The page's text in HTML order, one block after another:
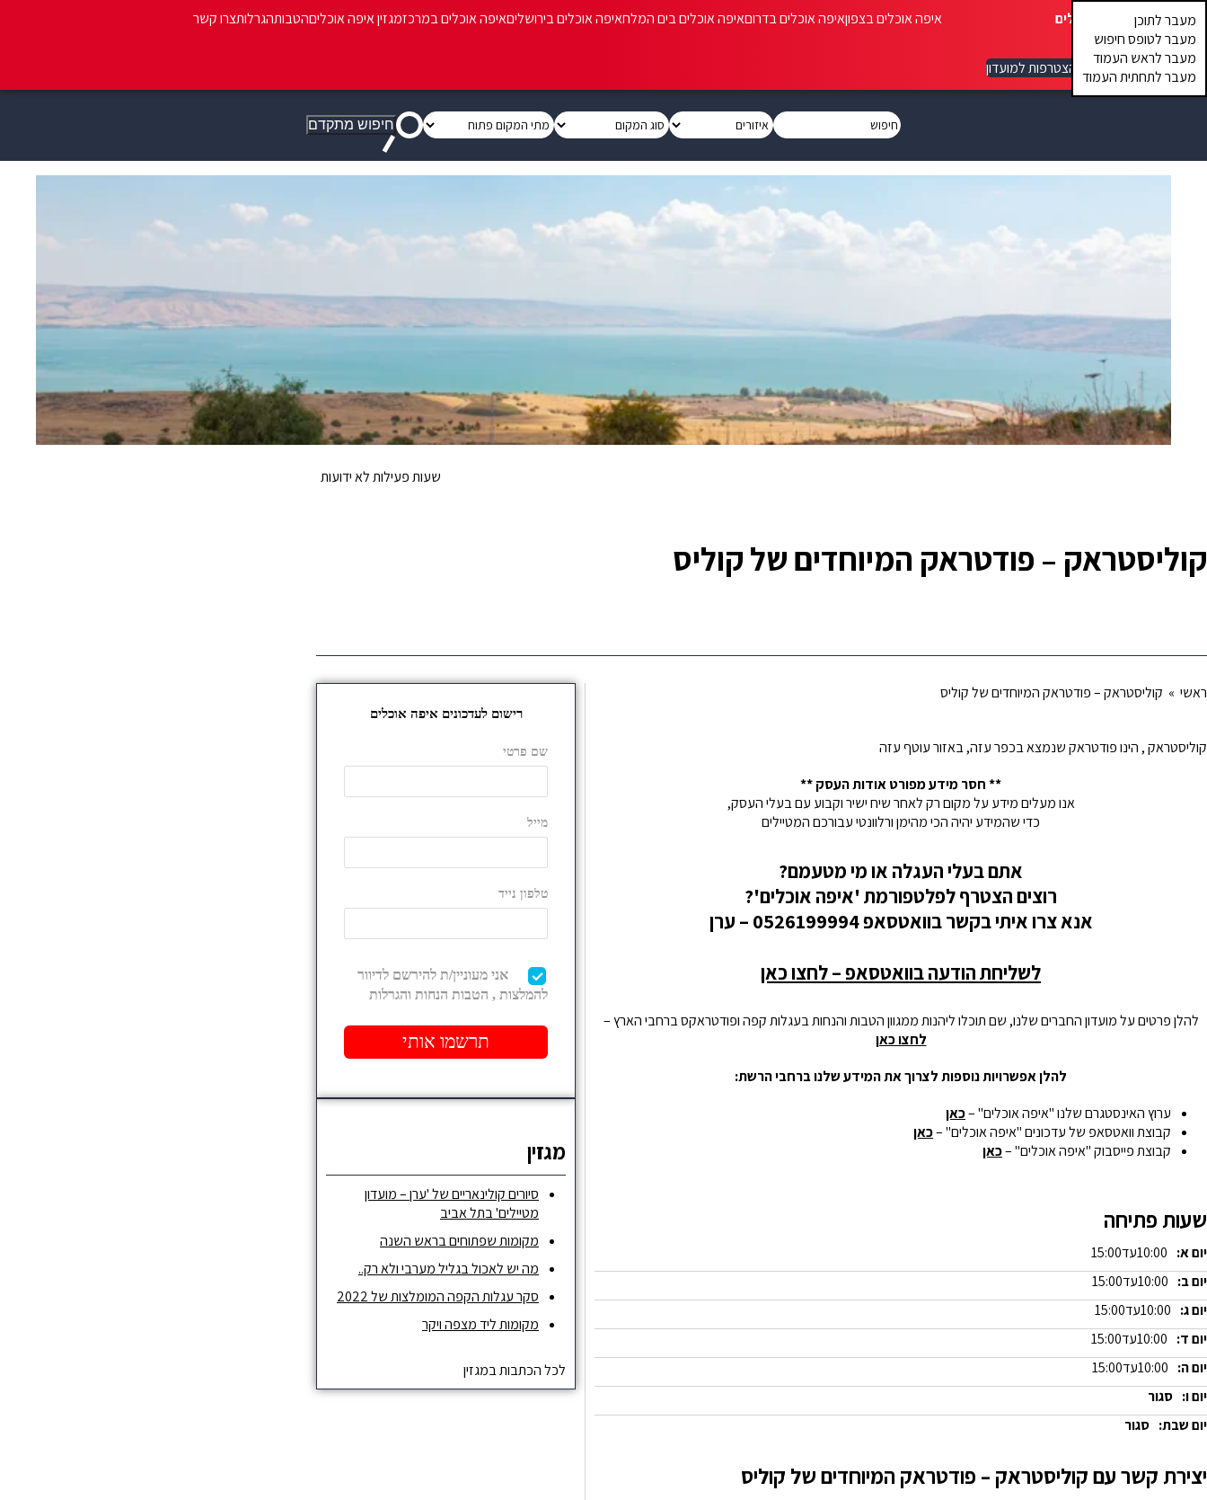
מעבר לתוכן
מעבר לטופס חיפוש
מעבר לראש העמוד
מעבר לתחתית העמוד
איפה אוכלים איפה אוכלים בצפוןאיפה אוכלים בדרוםאיפה אוכלים בים המלחאיפה אוכלים בירושליםאיפה אוכלים במרכזמגזין איפה אוכליםהטבותהגרלותצרו קשר
הצטרפות למועדון
חיפוש מתקדם
קוליסטראק – פודטראק המיוחדים של קוליס
שעות פעילות לא ידועות
ראשי » קוליסטראק – פודטראק המיוחדים של קוליס
קוליסטראק , הינו פודטראק שנמצא בכפר עזה, באזור עוטף עזה
** חסר מידע מפורט אודות העסק **
אנו מעלים מידע על מקום רק לאחר שיח ישיר וקבוע עם בעלי העסק,
כדי שהמידע יהיה הכי מהימן ורלוונטי עבורכם המטיילים
אתם בעלי העגלה או מי מטעמם?
רוצים הצטרף לפלטפורמת 'איפה אוכלים'?
אנא צרו איתי בקשר בוואטסאפ 0526199994 – ערן
לשליחת הודעה בוואטסאפ – לחצו כאן
להלן פרטים על מועדון החברים שלנו, שם תוכלו ליהנות ממגוון הטבות והנחות בעגלות קפה ופודטראקס ברחבי הארץ –
לחצו כאן
להלן אפשרויות נוספות לצרוך את המידע שלנו ברחבי הרשת:
ערוץ האינסטגרם שלנו "איפה אוכלים" –כאן
קבוצת וואטסאפ של עדכונים "איפה אוכלים" –כאן
קבוצת פייסבוק "איפה אוכלים" –כאן
שעות פתיחה
יום א: 10:00עד15:00
יום ב: 10:00עד15:00
יום ג: 10:00עד15:00
יום ד: 10:00עד15:00
יום ה: 10:00עד15:00
יום ו: סגור
יום שבת: סגור
יצירת קשר עם קוליסטראק – פודטראק המיוחדים של קוליס
מגזין
סיורים קולינאריים של 'ערן – מועדון
מטיילים' בתל אביב
מקומות שפתוחים בראש השנה
מה יש לאכול בגליל מערבי ולא רק..
סקר עגלות הקפה המומלצות של 2022
מקומות ליד מצפה ויקר
לכל הכתבות במגזין